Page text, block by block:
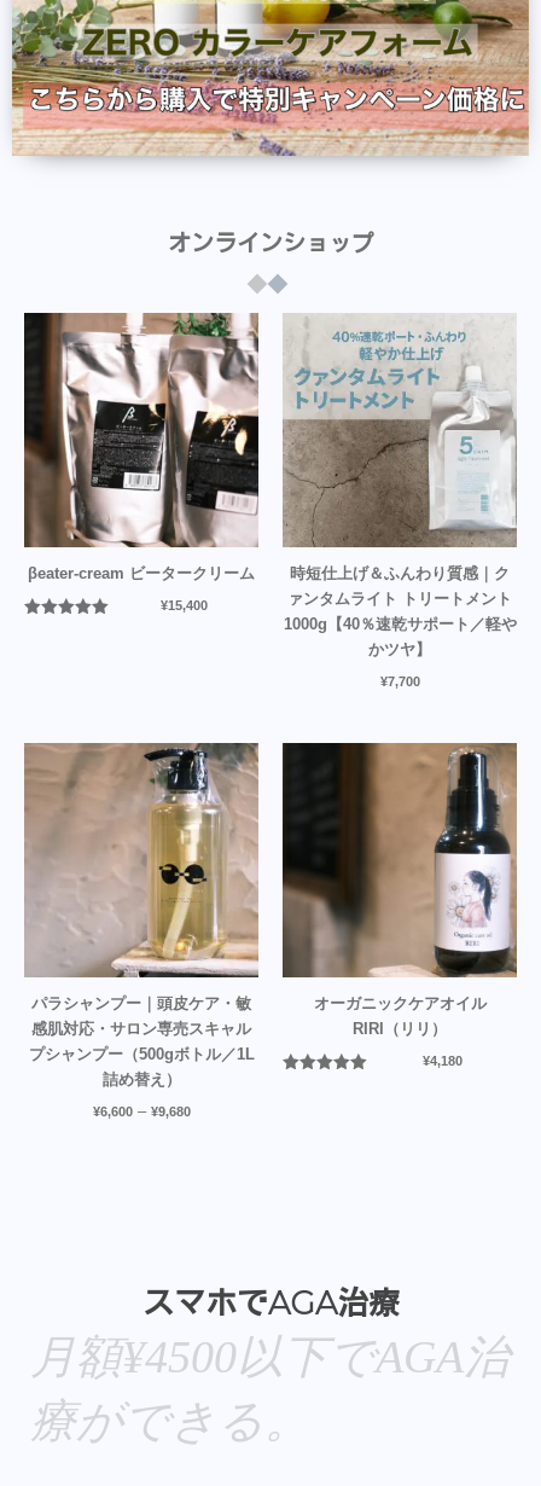
オンラインショップ
βeater-cream ビータークリーム
¥15,400
時短仕上げ＆ふんわり質感｜ク
ァンタムライト トリートメント
1000g【40％速乾サポート／軽や
かツヤ】
¥7,700
パラシャンプー｜頭皮ケア・敏
感肌対応・サロン専売スキャル
プシャンプー（500gボトル／1L
詰め替え）
¥6,600 – ¥9,680
オーガニックケアオイル
RIRI（リリ）
¥4,180
スマホでAGA治療
月額¥4500以下でAGA治
療ができる。